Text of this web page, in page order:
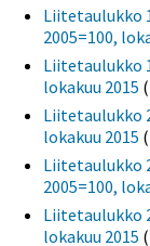
Liitetaulukko
2005=100,
Liitetaulukko
lokakuu 2015
Liitetaulukko
lokakuu 2015
Liitetaulukko
2005=100,
Liitetaulukko
lokakuu 2015